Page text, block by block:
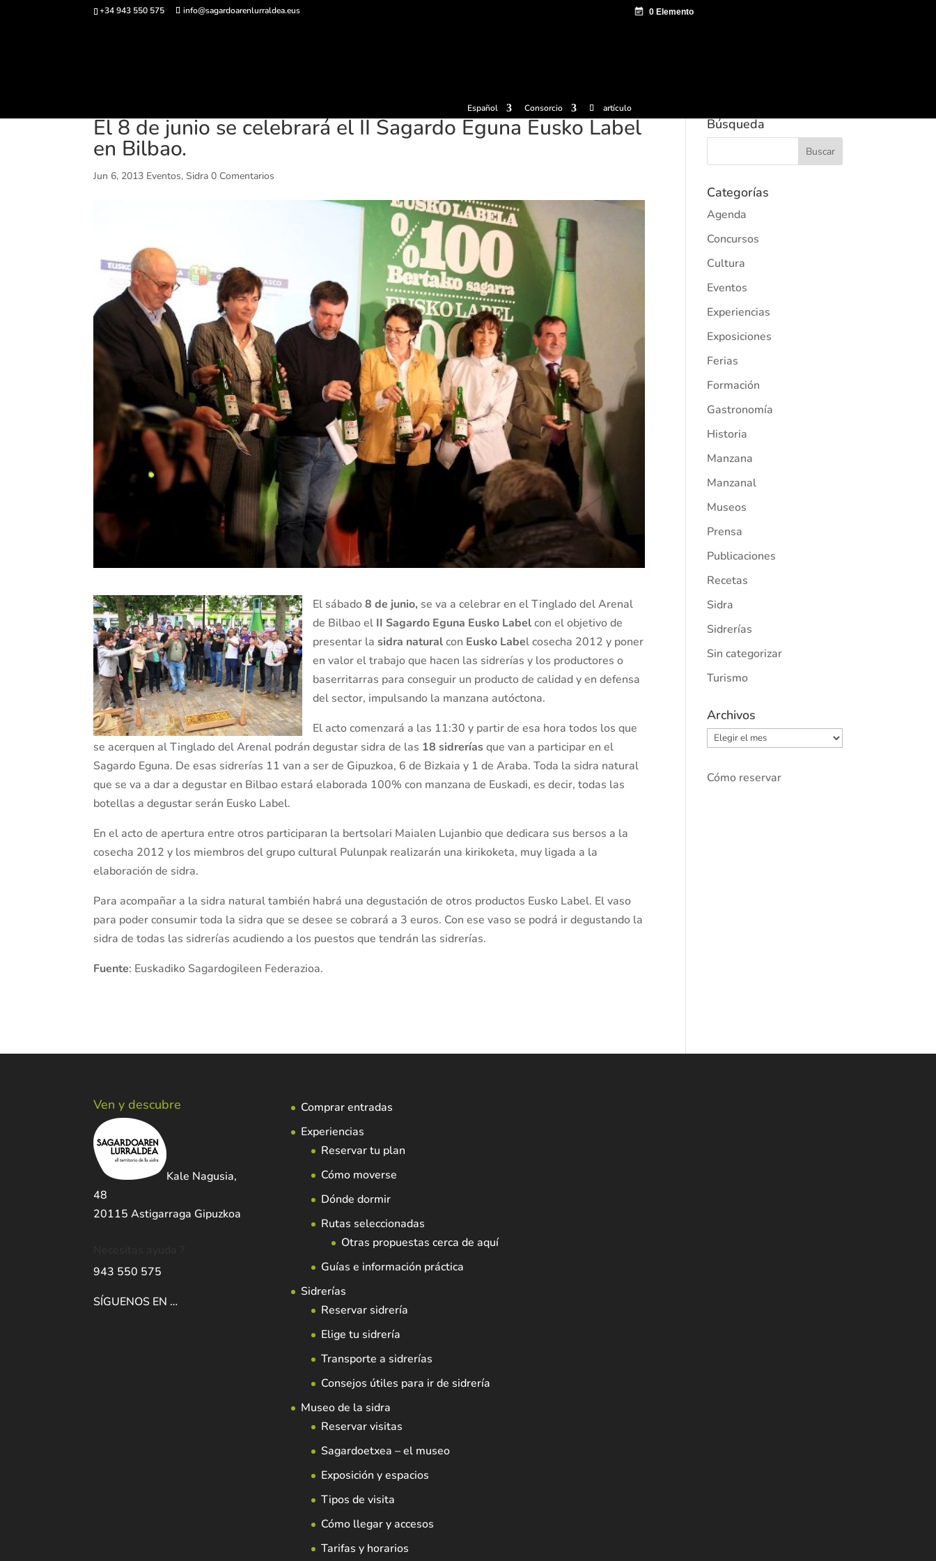
+34 943 550 575 info@sagardoarenlurraldea.eus
Español Consorcio artículo
El 8 de junio se celebrará el II Sagardo Eguna Eusko Label
en Bilbao.
Jun 6, 2013 Eventos,Sidra 0 Comentarios
El sábado8 de junio, se va a celebrar en el Tinglado del Arenal
de Bilbao el II Sagardo Eguna Eusko Labelcon el objetivo de
presentar lasidra naturalcon Eusko Label cosecha 2012 y poner
en valor el trabajo que hacen las sidrerías y los productores o
baserritarras para conseguir un producto de calidad y en defensa
del sector, impulsando la manzana autóctona.
El acto comenzará a las 11:30 y partir de esa hora todos los que
se acerquen al Tinglado del Arenal podrán degustar sidra de las 18 sidreríasque van a participar en el
Sagardo Eguna. De esas sidrerías 11 van a ser de Gipuzkoa, 6 de Bizkaia y 1 de Araba. Toda la sidra natural
que se va a dar a degustar en Bilbao estará elaborada 100% con manzana de Euskadi, es decir, todas las
botellas a degustar serán Eusko Label.
En el acto de apertura entre otros participaran la bertsolari Maialen Lujanbio que dedicara sus bersos a la
cosecha 2012 y los miembros del grupo cultural Pulunpak realizarán una kirikoketa, muy ligada a la
elaboración de sidra.
Para acompañar a la sidra natural también habrá una degustación de otros productos Eusko Label. El vaso
para poder consumir toda la sidra que se desee se cobrará a 3 euros. Con ese vaso se podrá ir degustando la
sidra de todas las sidrerías acudiendo a los puestos que tendrán las sidrerías.
Fuente: Euskadiko Sagardogileen Federazioa.
Búsqueda
Categorías
Agenda
Concursos
Cultura
Eventos
Experiencias
Exposiciones
Ferias
Formación
Gastronomía
Historia
Manzana
Manzanal
Museos
Prensa
Publicaciones
Recetas
Sidra
Sidrerías
Sin categorizar
Turismo
Archivos
Archivos
Cómo reservar
Ven y descubre
Kale Nagusia,
48
20115 Astigarraga Gipuzkoa
943 550 575
SÍGUENOS EN …
Comprar entradas
Experiencias
Reservar tu plan
Cómo moverse
Dónde dormir
Rutas seleccionadas
Otras propuestas cerca de aquí
Guías e información práctica
Sidrerías
Reservar sidrería
Elige tu sidrería
Transporte a sidrerías
Consejos útiles para ir de sidrería
Museo de la sidra
Reservar visitas
Sagardoetxea – el museo
Exposición y espacios
Tipos de visita
Cómo llegar y accesos
Tarifas y horarios